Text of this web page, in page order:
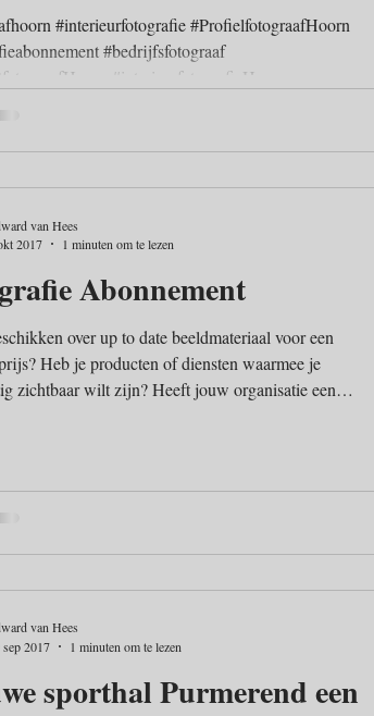
#interieurfotografie #ProfielfotograafHoorn
#bedrijfsfotograaf
#interieurfotografieHoorn
Abonnement
over up to date beeldmateriaal voor een
waarmee je
wilt zijn? Heeft jouw organisatie een
is het van cruciaal belang om regelmatig te kunnen
van Hees
2017
1 minuten om te lezen
sporthal Purmerend een
van Hees
sep 2017
1 minuten om te lezen